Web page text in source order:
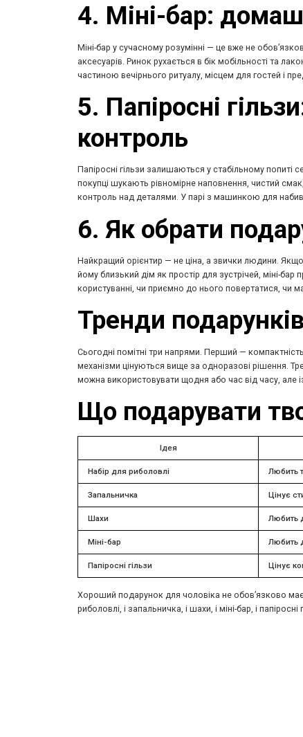
4. Міні-бар:
Міні-бар у сучасному розумінні — це вже не
аксесуарів. Ринок рухається в бік мобільності та
частиною вечірнього ритуалу, місцем для гостей і
5. Папіросні
контроль
Папіросні гільзи залишаються у стабільному попиті
покупці шукають рівномірне наповнення, чистий
контроль над деталями. У парі з машинкою для
6. Як обрати
Найкращий орієнтир — не ціна, а звички людини.
йому близький дім як простір для зустрічей, міні-
користуванні, чи приємно до нього повертатися, чи
Тренди
Сьогодні помітні три напрями. Перший —
механізми цінуються вище за одноразові рішення.
можна використовувати щодня або час від часу, але
Що подарувати
Ідея
Набір для риболовлі Любить
Запальничка Цінує
Шахи Любить
Міні-бар Любить
Папіросні гільзи Цінує
Хороший подарунок для чоловіка не обов’язково
риболовлі, і запальничка, і шахи, і міні-бар, і